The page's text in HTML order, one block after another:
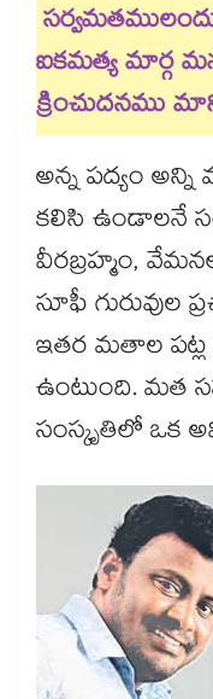
ఐకమత్య మార్గ
క్రించుదనము
అన్న పద్యం
కలిసి ఉండాలనే
వీరబ్రహ్మం,
సూఫీ గురువుల
ఇతర మతాల పట్ల
ఉంటుంది. మత
సంస్కృతిలో ఒక